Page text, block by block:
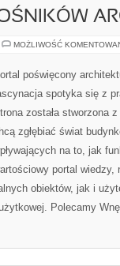
MOŻLIWOŚĆ
poświęcony
spotyka się z
została stworzona
zgłębiać świat
na to, jak
portal
obiektów, jak i
Polecamy